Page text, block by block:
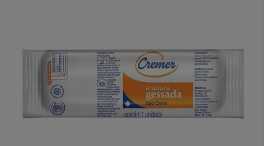
Dental
Software
Odontológico